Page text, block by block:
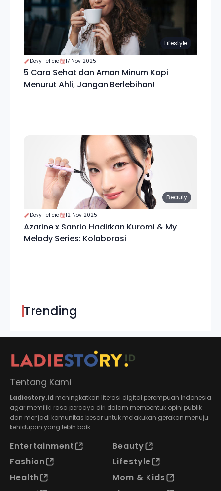
Lifestyle
Devy Felicia 17 Nov 2025
5 Cara Sehat dan Aman Minum Kopi
Menurut Ahli, Jangan Berlebihan!
Beauty
Devy Felicia 12 Nov 2025
Azarine x Sanrio Hadirkan Kuromi & My
Melody Series: Kolaborasi
Trending
Tentang Kami
Ladiestory.id meningkatkan literasi digital perempuan Indonesia
agar memiliki rasa percaya diri dalam membentuk opini publik
dan menjadi komunitas besar untuk melakukan gerakan menuju
kehidupan yang lebih baik.
Entertainment
Beauty
Fashion
Lifestyle
Health
Mom & Kids